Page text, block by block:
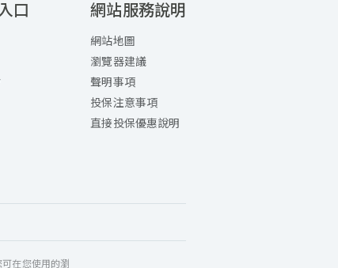
口 網站服務說明
網站地圖
瀏覽器建議
聲明事項
投保注意事項
直接投保優惠說明
在您使用的瀏